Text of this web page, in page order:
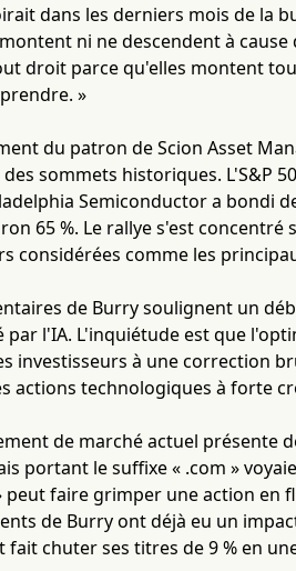
dans les derniers mois de la
ni ne descendent à
droit parce qu'elles montent
»
du patron de Scion Asset
sommets historiques. L'S&P
Semiconductor a bondi
65 %. Le rallye s'est
considérées comme les
de Burry soulignent un
par l'IA. L'inquiétude est que
investisseurs à une correction
actions technologiques à forte
de marché actuel présente
portant le suffixe « .com »
peut faire grimper une action en
de Burry ont déjà eu un
fait chuter ses titres de 9 % en